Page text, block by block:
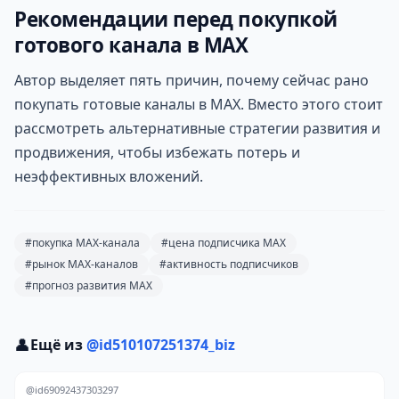
Рекомендации перед покупкой
готового канала в MAX
Автор выделяет пять причин, почему сейчас рано
покупать готовые каналы в MAX. Вместо этого стоит
рассмотреть альтернативные стратегии развития и
продвижения, чтобы избежать потерь и
неэффективных вложений.
#покупка MAX-канала
#цена подписчика MAX
#рынок MAX-каналов
#активность подписчиков
#прогноз развития MAX
👤Ещё из@id510107251374_biz
@id69092437303297